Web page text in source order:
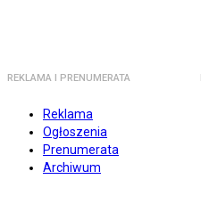
REKLAMA I PRENUMERATA
Reklama
Ogłoszenia
Prenumerata
Archiwum